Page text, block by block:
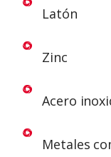
Latón
Zinc
Acero
Metales